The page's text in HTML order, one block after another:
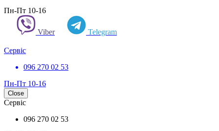
Пн-Пт 10-16
Viber Telegram
Сервіс
096 270 02 53
Пн-Пт 10-16
Close
Сервіс
096 270 02 53